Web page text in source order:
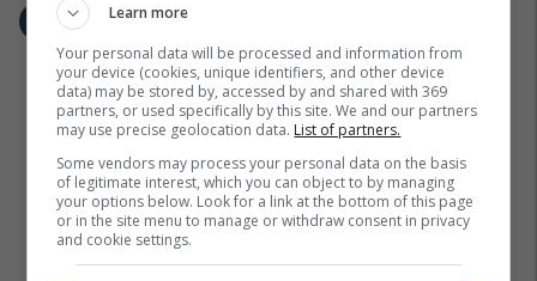
Learn more
Your personal data will be processed and information from
your device (cookies, unique identifiers, and other device
data) may be stored by, accessed by and shared with 369
partners, or used specifically by this site. We and our partners
may use precise geolocation data. List of partners.
Some vendors may process your personal data on the basis
of legitimate interest, which you can object to by managing
your options below. Look for a link at the bottom of this page
or in the site menu to manage or withdraw consent in privacy
and cookie settings.